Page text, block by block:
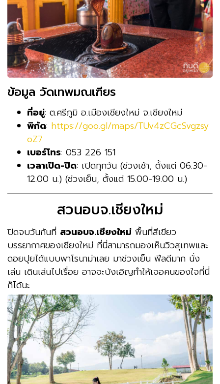
ข้อมูล วัดเทพมณเฑียร
ที่อยู่: ต.ศรีภูมิ อ.เมืองเชียงใหม่ จ.เชียงใหม่
พิกัด: https://goo.gl/maps/TUv4zCGcSvgzsy
oZ7
เบอร์โทร: 053 226 151
เวลาเปิด-ปิด: เปิดทุกวัน (ช่วงเช้า, ตั้งแต่ 06.30-
12.00 น.) (ช่วงเย็น, ตั้งแต่ 15.00-19.00 น.)
สวนอบจ.เชียงใหม่
ปิดจบวันกันที่ สวนอบจ.เชียงใหม่ พื้นที่สีเขียว
บรรยากาศของเชียงใหม่ ที่นี่สามารถมองเห็นวิวสุเทพและ
ดอยปุยได้แบบพาโรนาม่าเลย มาช่วงเย็น ฟีลดีมาก นั่ง
เล่น เดินเล่นไปเรื่อย อาจจะบังเอิญทำให้เจอคนของใจที่นี่
ก็ได้นะ